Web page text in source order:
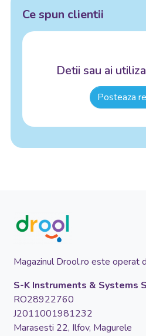
Ce spun clientii
Detii sau ai
Posteaza
Magazinul Drool.ro este operat
S-K Instruments & Systems
RO28922760
J2011001981232
Marasesti 22, Ilfov, Magurele